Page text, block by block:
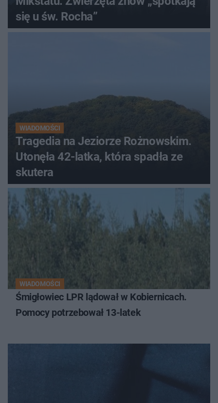
się u św. Rocha”
WIADOMOŚCI
Tragedia na Jeziorze Rożnowskim.
Utonęła 42-latka, która spadła ze
skutera
WIADOMOŚCI
Śmigłowiec LPR lądował w Kobiernicach.
Pomocy potrzebował 13-latek